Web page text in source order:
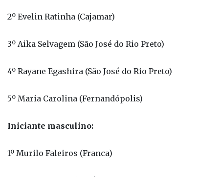
2º Evelin Ratinha (Cajamar)
3º Aika Selvagem (São José do Rio Preto)
4º Rayane Egashira (São José do Rio Preto)
5º Maria Carolina (Fernandópolis)
Iniciante masculino:
1º Murilo Faleiros (Franca)